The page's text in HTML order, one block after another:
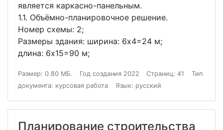
является каркасно-панельным.
1.1. Объёмно-планировочное решение.
Номер схемы: 2;
Размеры здания: ширина: 6х4=24 м;
длина: 6х15=90 м;
Размер: 0.80 МБ. Год создания 2022 Страниц: 41
Тип
документа: курсовая работа
Язык: русский
Планирование строительства